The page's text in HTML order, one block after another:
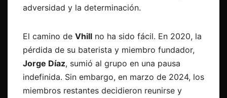
adversidad y la determinación.
El camino de Vhill no ha sido fácil. En 2020, la
pérdida de su baterista y miembro fundador,
Jorge Díaz, sumió al grupo en una pausa
indefinida. Sin embargo, en marzo de 2024, los
miembros restantes decidieron reunirse y